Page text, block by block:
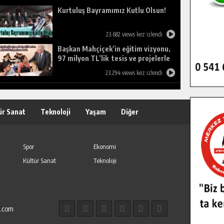
Kurtuluş Bayramımız Kutlu Olsun!
23.682 views kez izlendi
Başkan Mahçiçek’in eğitim vizyonu,
97 milyon TL’lik tesis ve projelerle
23.294 views kez izlendi
Sanat Teknoloji Yaşam Diğer
Spor
Ekonomi
Kültür Sanat
Teknoloji